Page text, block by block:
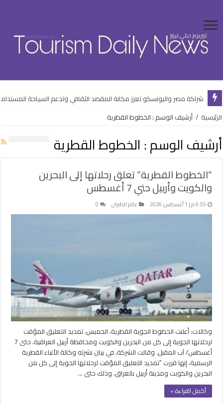
شراكة مصر واليونسكو تعزز مكانة المقصد الثقافي وتدعم السياحة
توترات المنطقة تعيد رسم خريطة السفر في عُمان وتضغط على السياحة
الرئيسية / أرشيف الوسم : الخطوط القطرية
أرشيف الوسم : الخطوط القطرية
“الخطوط القطرية” تعلق رحلاتها إلى البحرين
والكويت وأربيل حتي 7 أغسطس
6:55 م | 1 أغسطس، 2026 عالم الطيران 0
وكالات: أعلنت الخطوط الجوية القطرية، الخميس، تمديد التعليق المؤقت
لرحلاتها الجوية إلى كل من البحرين والكويت ومحافظة أربيل العراقية، حتى 7
أغسطس/ آب المقبل. وقالت الشركة، في بيان نشرته وكالة الأنباء القطرية
الرسمية، إنها قررت “تمديد التعليق المؤقت لرحلاتها الجوية إلى كل من
البحرين والكويت ومدينة أربيل بالعراق، وذلك حتى …
أكمل القراءة »